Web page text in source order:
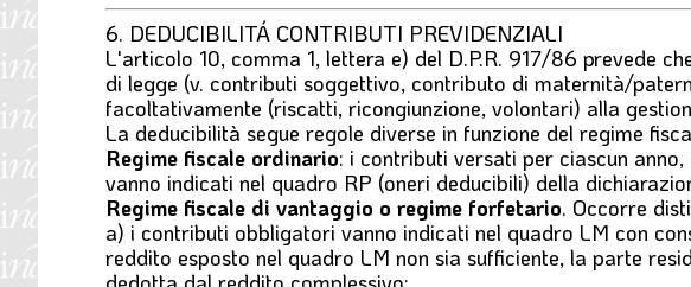
6. DEDUCIBILITÁ CONTRIBUTI PREVIDENZIALI
L'articolo 10, comma 1, lettera e) del D.P.R. 917/86 prevede
di legge (v. contributi soggettivo, contributo di maternità/
facoltativamente (riscatti, ricongiunzione, volontari) alla
La deducibilità segue regole diverse in funzione del regime
Regime fiscale ordinario: i contributi versati per ciascun
vanno indicati nel quadro RP (oneri deducibili) della
Regime fiscale di vantaggio o regime forfetario. Occorre
a) i contributi obbligatori vanno indicati nel quadro LM con
reddito esposto nel quadro LM non sia sufficiente, la parte